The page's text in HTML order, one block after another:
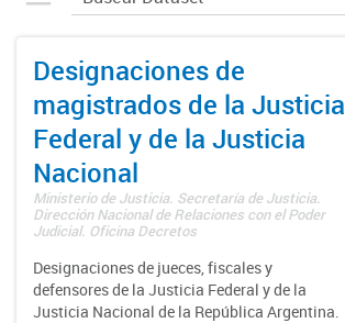
Designaciones de
magistrados de la Justicia
Federal y de la Justicia
Nacional
Ministerio de Justicia. Secretaría de Justicia.
Dirección Nacional de Relaciones con el Poder
Judicial. Oficina Decretos
Designaciones de jueces, fiscales y
defensores de la Justicia Federal y de la
Justicia Nacional de la República Argentina.